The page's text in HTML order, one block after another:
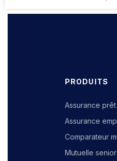
PRODUITS
Assurance
Assurance
Comparateur
Mutuelle senior